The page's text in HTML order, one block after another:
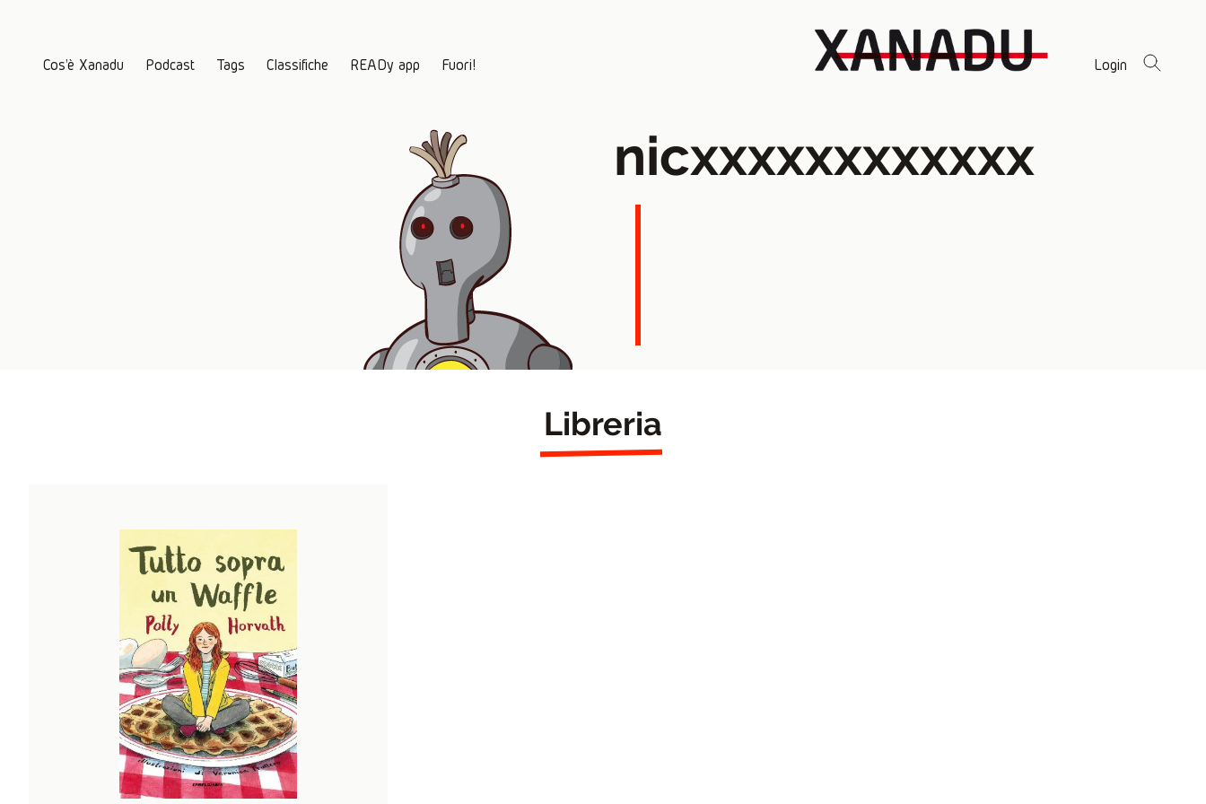
Cos'è Xanadu Podcast Tags Classifiche READy app Fuori! Login
nicxxxxxxxxxxxx
Libreria